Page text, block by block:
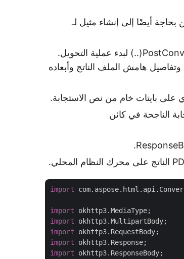
أيضًا إلى إنشاء مثيل لـ
الآن، نحتاج إلى استدعاء PostConvertDocumentInRequestToPdf(..) لبدء عملية التحويل.
هامش الملف الناتج وأبعاده
الناجحة في كائن
import
import
import
import
import
import